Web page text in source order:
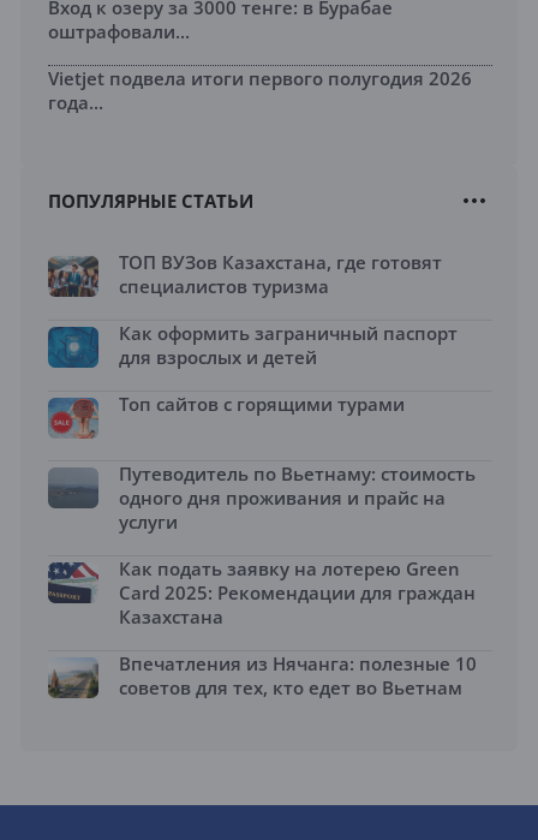
Вход к озеру за 3000 тенге: в Бурабае
оштрафовали...
Vietjet подвела итоги первого полугодия 2026
года...
ПОПУЛЯРНЫЕ СТАТЬИ
ТОП ВУЗов Казахстана, где готовят
специалистов туризма
Как оформить заграничный паспорт
для взрослых и детей
Топ сайтов с горящими турами
Путеводитель по Вьетнаму: стоимость
одного дня проживания и прайс на
услуги
Как подать заявку на лотерею Green
Card 2025: Рекомендации для граждан
Казахстана
Впечатления из Нячанга: полезные 10
советов для тех, кто едет во Вьетнам